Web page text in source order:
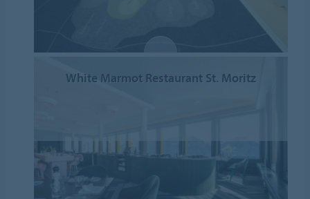
White Marmot Restaurant St. Moritz